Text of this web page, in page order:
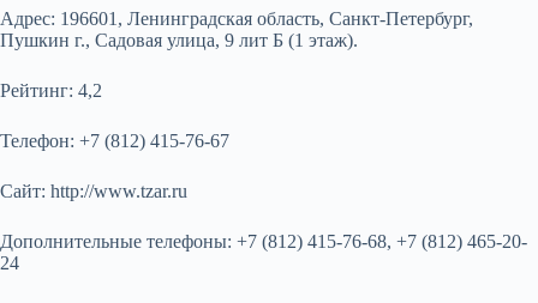
Адрес: 196601, Ленинградская область, Санкт-Петербург,
Пушкин г., Садовая улица, 9 лит Б (1 этаж).
Рейтинг: 4,2
Телефон: +7 (812) 415-76-67
Сайт: http://www.tzar.ru
Дополнительные телефоны: +7 (812) 415-76-68, +7 (812) 465-20-
24